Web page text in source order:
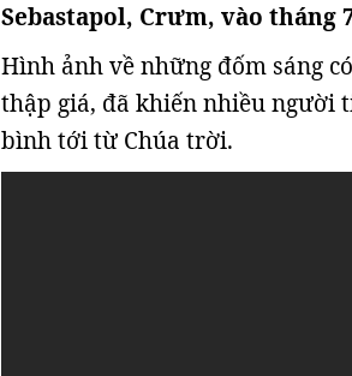
Sebastapol, Crưm, vào tháng
Hình ảnh về những đốm sáng
thập giá, đã khiến nhiều người
bình tới từ Chúa trời.